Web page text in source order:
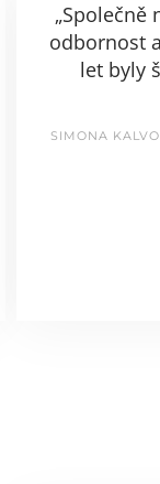
„Společně
odbornost
let byly
SIMONA